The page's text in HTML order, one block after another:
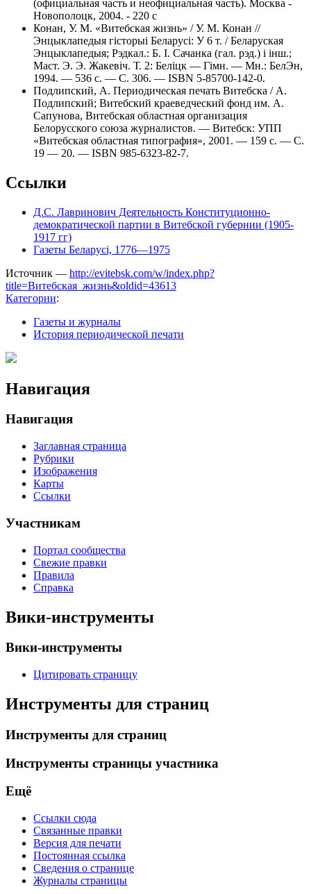
(официальная часть и неофициальная часть). Москва -
Новополоцк, 2004. - 220 с
Конан, У. М. «Витебская жизнь» / У. М. Конан //
Энцыклапедыя гісторыі Беларусі: У 6 т. / Беларуская
Энцыклапедыя; Рэдкал.: Б. І. Сачанка (гал. рэд.) і інш.;
Маст. Э. Э. Жакевіч. Т. 2: Беліцк — Гімн. — Мн.: БелЭн,
1994. — 536 с. — С. 306. — ISBN 5-85700-142-0.
Подлипский, А. Периодическая печать Витебска / А.
Подлипский; Витебский краеведческий фонд им. А.
Сапунова, Витебская областная организация
Белорусского союза журналистов. — Витебск: УПП
«Витебская областная типография», 2001. — 159 с. — С.
19 — 20. — ISBN 985-6323-82-7.
Ссылки
Д.С. Лавринович Деятельность Конституционно-
демократической партии в Витебской губернии (1905-
1917 гг)
Газеты Беларусі, 1776––1975
Источник — http://evitebsk.com/w/index.php?
title=Витебская_жизнь&oldid=43613
Категории:
Газеты и журналы
История периодической печати
Навигация
Навигация
Заглавная страница
Рубрики
Изображения
Карты
Ссылки
Участникам
Портал сообщества
Свежие правки
Правила
Справка
Вики-инструменты
Вики-инструменты
Цитировать страницу
Инструменты для страниц
Инструменты для страниц
Инструменты страницы участника
Ещё
Ссылки сюда
Связанные правки
Версия для печати
Постоянная ссылка
Сведения о странице
Журналы страницы